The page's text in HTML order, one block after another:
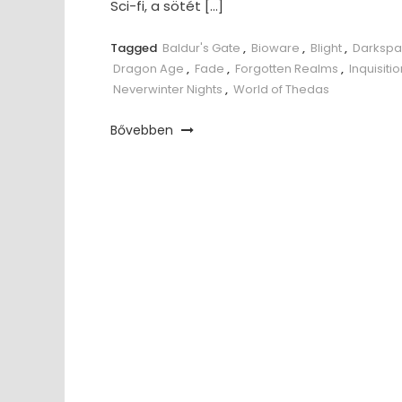
Sci-fi, a sötét […]
Tagged Baldur's Gate , Bioware , Blight,
Dragon Age , Fade , Forgotten Realms ,
Neverwinter Nights , World of Thedas
Bővebben